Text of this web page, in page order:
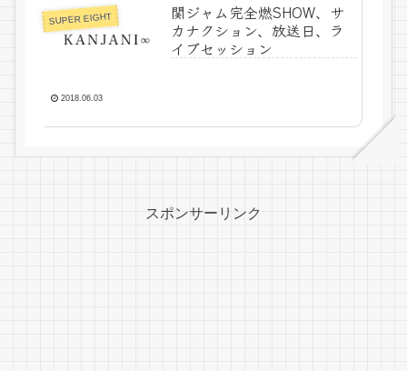
SUPER EIGHT
関ジャム完全燃SHOW、サ
カナクション、放送日、ラ
イブセッション
2018.06.03
スポンサーリンク